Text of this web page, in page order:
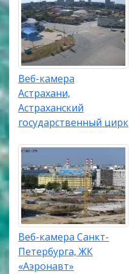
Веб-камера
Астрахани,
Астраханский
государственный цирк
Веб-камера Санкт-
Петербурга, ЖК
«Аэронавт»